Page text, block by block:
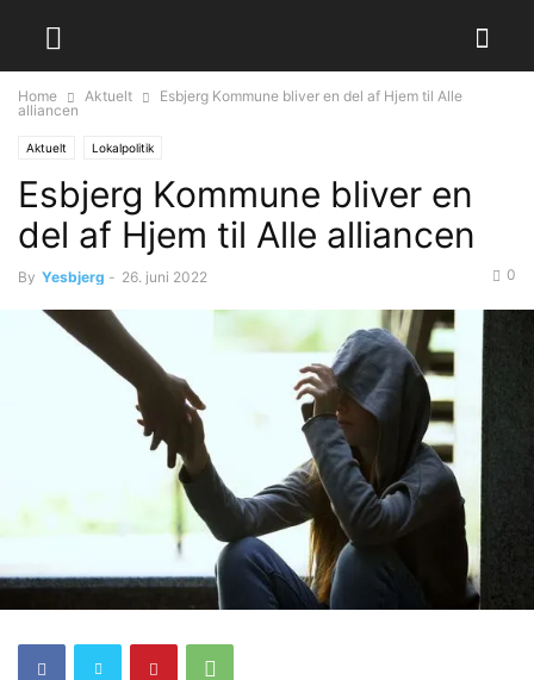
Home Aktuelt
Esbjerg Kommune bliver en del af Hjem til Alle
alliancen
Aktuelt Lokalpolitik
Esbjerg Kommune bliver en
del af Hjem til Alle alliancen
By Yesbjerg - 26. juni 2022 0